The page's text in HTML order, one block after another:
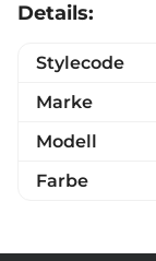
Details:
Stylecode
Marke
Modell
Farbe